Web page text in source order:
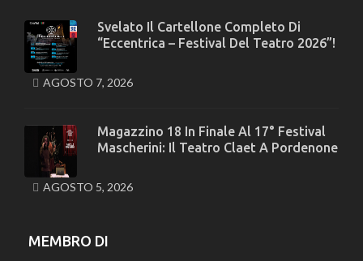
Svelato Il Cartellone Completo Di
“Eccentrica – Festival Del Teatro 2026”!
AGOSTO 7, 2026
Magazzino 18 In Finale Al 17° Festival
Mascherini: Il Teatro Claet A Pordenone
AGOSTO 5, 2026
MEMBRO DI